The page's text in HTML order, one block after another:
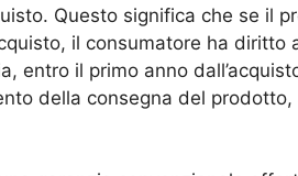
Questo significa che se il
il consumatore ha diritto
entro il primo anno
della consegna del